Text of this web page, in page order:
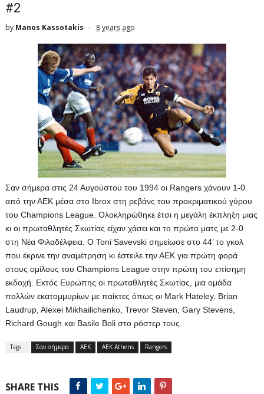
#2
by Manos Kassotakis 8 years ago
Σαν σήμερα στις 24 Αυγούστου του 1994 οι Rangers χάνουν 1-0
από την ΑΕΚ μέσα στο Ibrox στη ρεβάνς του προκριματικού γύρου
του Champions League. Ολοκληρώθηκε έτσι η μεγάλη έκπληξη μιας
κι οι πρωταθλητές Σκωτίας είχαν χάσει και το πρώτο ματς με 2-0
στη Νέα Φιλαδέλφεια. Ο Toni Savevski σημείωσε στο 44’ το γκολ
που έκρινε την αναμέτρηση κι έστειλε την ΑΕΚ για πρώτη φορά
στους ομίλους του Champions League στην πρώτη του επίσημη
εκδοχή. Εκτός Ευρώπης οι πρωταθλητές Σκωτίας, μια ομάδα
πολλών εκατομμυρίων με παίκτες όπως οι Μark Ηateley, Brian
Laudrup, Alexei Mikhailichenko, Trevor Steven, Gary Stevens,
Richard Gough και Basile Boli στο ρόστερ τους.
Tags : Σαν σήμερα AEK AEK Athens Rangers
SHARE THIS